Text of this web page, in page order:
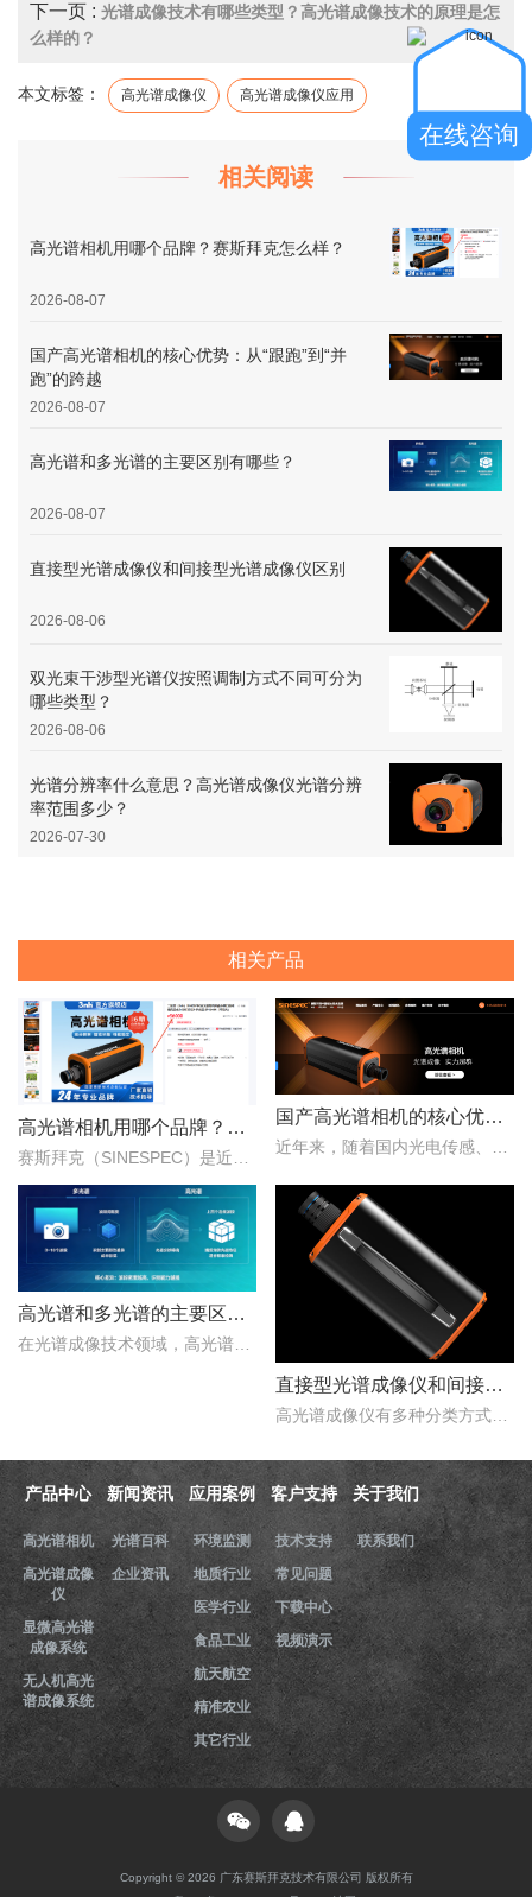
下一页 : 光谱成像技术有哪些类型？高光谱成像技术的原理是怎
么样的？
本文标签： 高光谱成像仪 高光谱成像仪应用
相关阅读
高光谱相机用哪个品牌？赛斯拜克怎么样？
2026-08-07
国产高光谱相机的核心优势：从“跟跑”到“并
跑”的跨越
2026-08-07
高光谱和多光谱的主要区别有哪些？
2026-08-07
直接型光谱成像仪和间接型光谱成像仪区别
2026-08-06
双光束干涉型光谱仪按照调制方式不同可分为
哪些类型？
2026-08-06
光谱分辨率什么意思？高光谱成像仪光谱分辨
率范围多少？
2026-07-30
相关产品
高光谱相机用哪个品牌？赛斯拜克怎么样？
赛斯拜克（SINESPEC）是近年来快速崛起的国产高光谱相机代表品牌之一，其优势在于性价比、自主技术以及本土化服务。..
国产高光谱相机的核心优势：从“跟跑”到“并跑”的跨越
近年来，随着国内光电传感、光学设计、成像算法等产业链环节的持续突破，国产高光谱相机综合性能稳步提升，正在从“进口替代”走向“自主引领”。..
高光谱和多光谱的主要区别有哪些？
直接型光谱成像仪和间接型光谱成像仪区别
高光谱成像仪有多种分类方式，按照重构理论分类，可以分为直接型光谱成像仪和间接型光谱成像仪。那么，直接型光谱成像仪和间接型光谱成像仪什么区别？下文对直接型光谱成像..
产品中心
高光谱相机
高光谱成像
仪
显微高光谱
成像系统
无人机高光
谱成像系统
新闻资讯
光谱百科
企业资讯
应用案例
环境监测
地质行业
医学行业
食品工业
航天航空
精准农业
其它行业
客户支持
技术支持
常见问题
下载中心
视频演示
关于我们
联系我们
Copyright © 2026 广东赛斯拜克技术有限公司 版权所有
在线咨询